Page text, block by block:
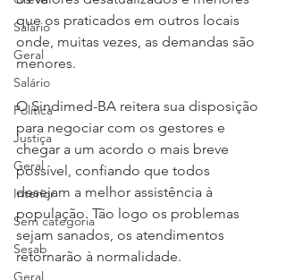
Salário
Geral
Salário
Política
Justiça
Geral
Interior
Sem categoria
Sesab
Geral
que os praticados em outros locais
onde, muitas vezes, as demandas são
menores.
O Sindimed-BA reitera sua disposição
para negociar com os gestores e
chegar a um acordo o mais breve
possível, confiando que todos
desejam a melhor assistência à
população. Tão logo os problemas
sejam sanados, os atendimentos
retornarão à normalidade.